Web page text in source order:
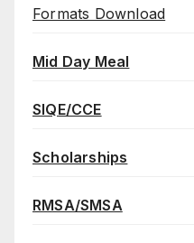
Formats Download
Mid Day Meal
SIQE/CCE
Scholarships
RMSA/SMSA